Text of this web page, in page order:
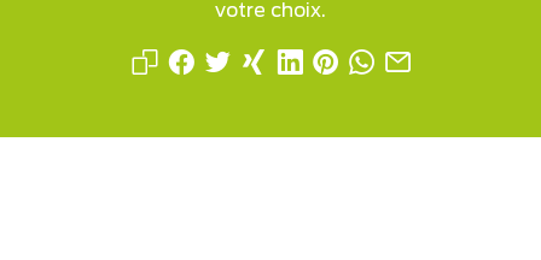
votre choix.